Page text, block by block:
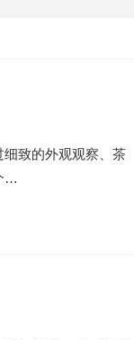
致的外观观察、茶
…